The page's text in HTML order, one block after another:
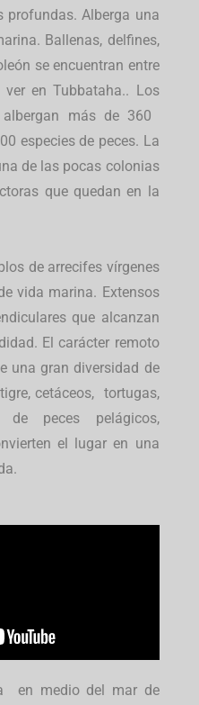
profundas. Alberga una
Ballenas, delfines,
se encuentran entre
ver en Tubbataha.. Los
más de 360
especies de peces. La
de las pocas colonias
que quedan en la
de arrecifes vírgenes
vida marina. Extensos
que alcanzan
El carácter remoto
una gran diversidad de
cetáceos, tortugas,
de peces pelágicos,
el lugar en una
en medio del mar de